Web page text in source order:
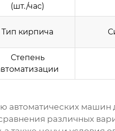
(шт./час)
Тип кирпича
Степень
автоматических машин
различных